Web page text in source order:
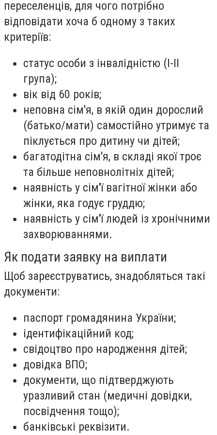
переселенців, для чого потрібно
відповідати хоча б одному з таких
критеріїв:
статус особи з інвалідністю (І-ІІ
група);
вік від 60 років;
неповна сім'я, в якій один дорослий
(батько/мати) самостійно утримує та
піклується про дитину чи дітей;
багатодітна сім'я, в складі якої троє
та більше неповнолітніх дітей;
наявність у сім'ї вагітної жінки або
жінки, яка годує груддю;
наявність у сім'ї людей із хронічними
захворюваннями.
Як подати заявку на виплати
Щоб зареєструватись, знадобляться такі
документи:
паспорт громадянина України;
ідентифікаційний код;
свідоцтво про народження дітей;
довідка ВПО;
документи, що підтверджують
уразливий стан (медичні довідки,
посвідчення тощо);
банківські реквізити.